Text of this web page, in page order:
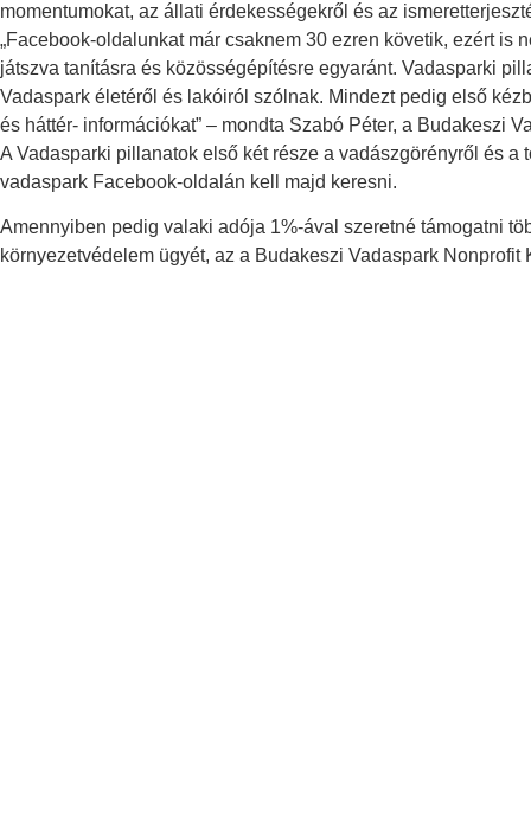
momentumokat, az állati érdekességekről és az
„Facebook-oldalunkat már csaknem 30 ezren követik, ezért
játszva tanításra és közösségépítésre egyaránt. Vadasparki
Vadaspark életéről és lakóiról szólnak. Mindezt pedig első
és háttér- információkat” – mondta Szabó Péter, a Budakeszi
A Vadasparki pillanatok első két része a vadászgörényről és
vadaspark Facebook-oldalán kell majd keresni.
Amennyiben pedig valaki adója 1%-ával szeretné támogatni
környezetvédelem ügyét, az a Budakeszi Vadaspark